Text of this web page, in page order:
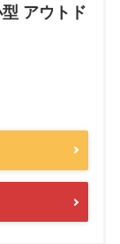
アウトド